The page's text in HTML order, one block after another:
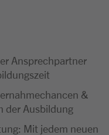
Ansprechpartner
&
der Ausbildung
Mit jedem neuen